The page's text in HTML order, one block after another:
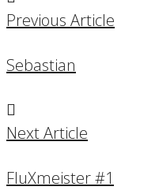
Previous Article
Sebastian
Next Article
FluXmeister #1